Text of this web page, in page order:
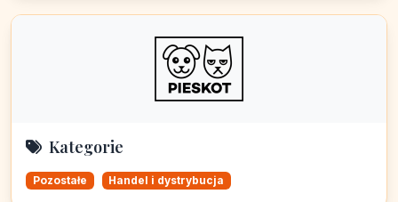
Kategorie
Pozostałe Handel i dystrybucja